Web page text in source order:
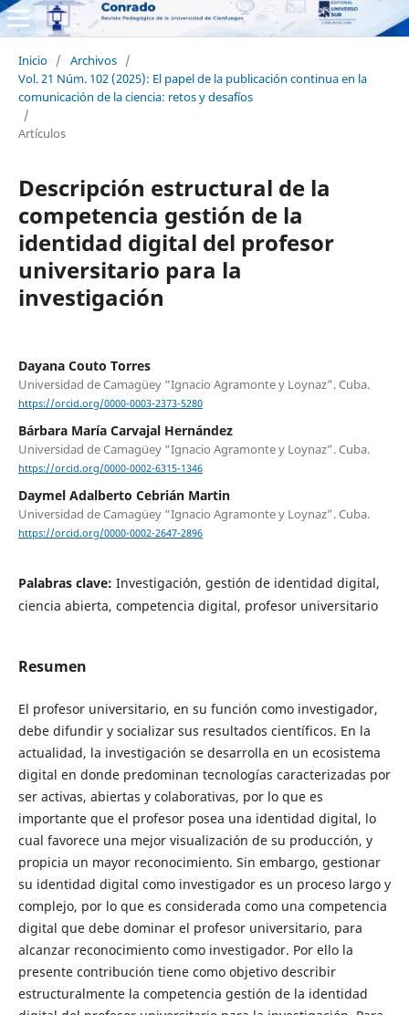
Inicio / Archivos /
Vol. 21 Núm. 102 (2025): El papel de la publicación continua en la
comunicación de la ciencia: retos y desafíos
/
Artículos
Descripción estructural de la
competencia gestión de la
identidad digital del profesor
universitario para la
investigación
Dayana Couto Torres
Universidad de Camagüey “Ignacio Agramonte y Loynaz”. Cuba.
https://orcid.org/0000-0003-2373-5280
Bárbara María Carvajal Hernández
Universidad de Camagüey “Ignacio Agramonte y Loynaz”. Cuba.
https://orcid.org/0000-0002-6315-1346
Daymel Adalberto Cebrián Martin
Universidad de Camagüey “Ignacio Agramonte y Loynaz”. Cuba.
https://orcid.org/0000-0002-2647-2896
Palabras clave: Investigación, gestión de identidad digital,
ciencia abierta, competencia digital, profesor universitario
Resumen
El profesor universitario, en su función como investigador,
debe difundir y socializar sus resultados científicos. En la
actualidad, la investigación se desarrolla en un ecosistema
digital en donde predominan tecnologías caracterizadas por
ser activas, abiertas y colaborativas, por lo que es
importante que el profesor posea una identidad digital, lo
cual favorece una mejor visualización de su producción, y
propicia un mayor reconocimiento. Sin embargo, gestionar
su identidad digital como investigador es un proceso largo y
complejo, por lo que es considerada como una competencia
digital que debe dominar el profesor universitario, para
alcanzar reconocimiento como investigador. Por ello la
presente contribución tiene como objetivo describir
estructuralmente la competencia gestión de la identidad